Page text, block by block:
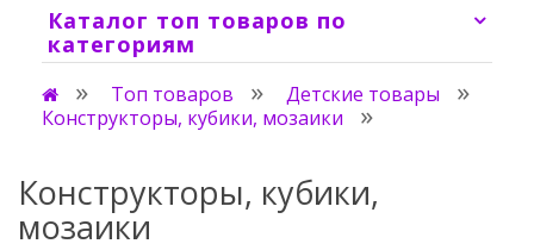
Каталог топ товаров по
категориям
Топ товаров
Детские товары
Конструкторы, кубики, мозаики
Конструкторы, кубики,
мозаики